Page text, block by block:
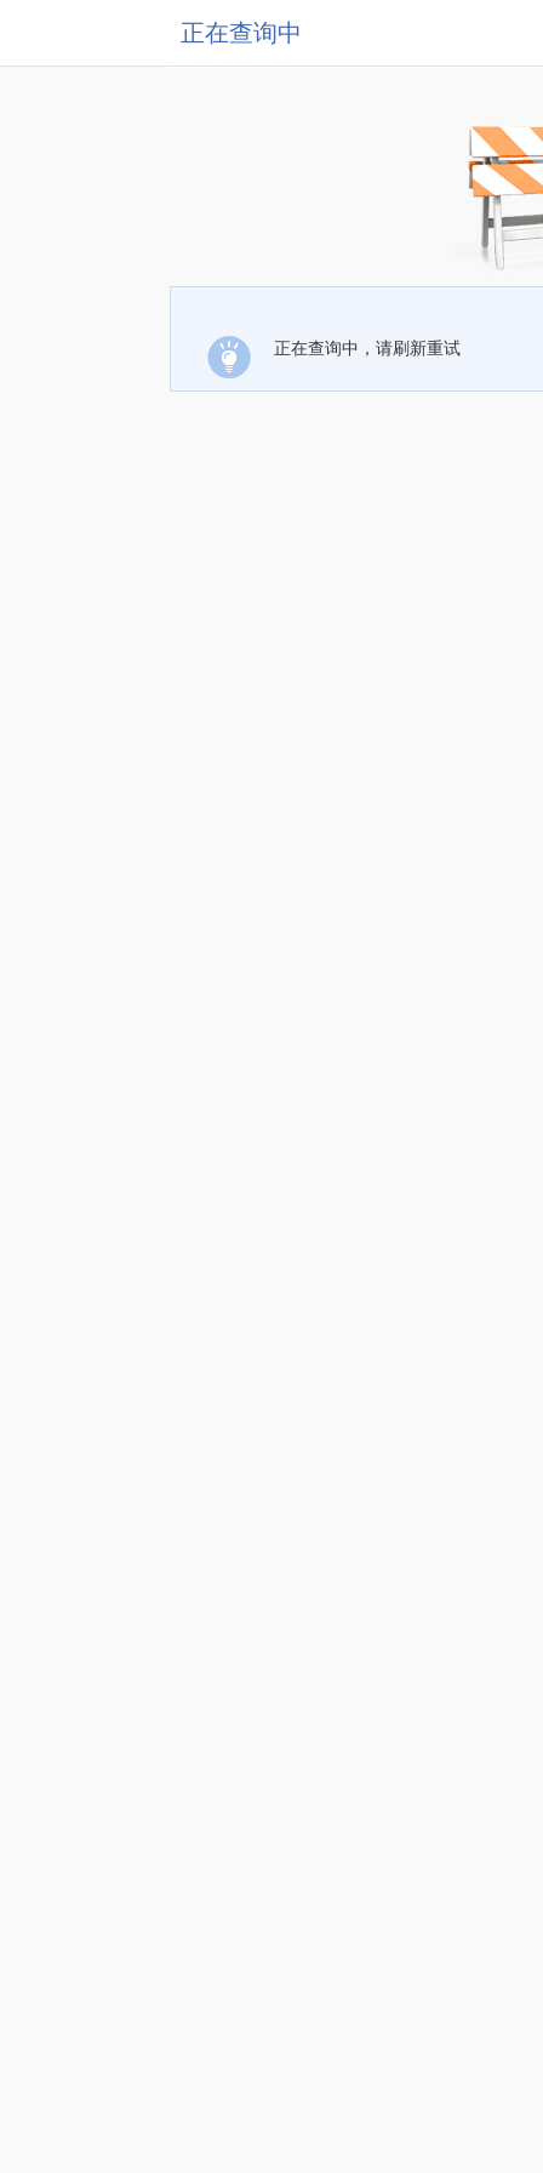
正在查询中
正在查询中，请刷新重试